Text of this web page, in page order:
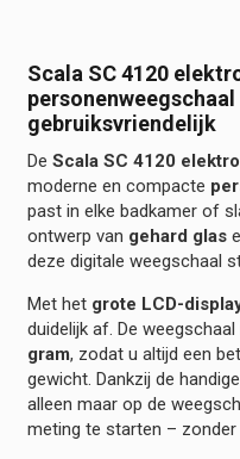
Scala SC 4120
gebruiksvriendelijk
De Scala SC 4120
moderne en compacte
past in elke badkamer of
ontwerp van gehard glas
deze digitale weegschaal
Met het grote LCD-
duidelijk af. De
gram, zodat u altijd een
gewicht. Dankzij de handige
alleen maar op de
meting te starten – zonder